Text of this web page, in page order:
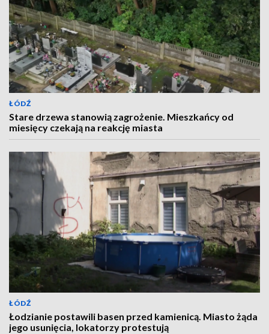
ŁÓDŹ
Stare drzewa stanowią zagrożenie. Mieszkańcy od
miesięcy czekają na reakcję miasta
ŁÓDŹ
Łodzianie postawili basen przed kamienicą. Miasto żąda
jego usunięcia, lokatorzy protestują